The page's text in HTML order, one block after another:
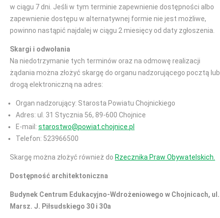
w ciągu 7 dni. Jeśli w tym terminie zapewnienie dostępności albo
zapewnienie dostępu w alternatywnej formie nie jest możliwe,
powinno nastąpić najdalej w ciągu 2 miesięcy od daty zgłoszenia.
Skargi i odwołania
Na niedotrzymanie tych terminów oraz na odmowę realizacji
żądania można złożyć skargę do organu nadzorującego pocztą lub
drogą elektroniczną na adres:
Organ nadzorujący: Starosta Powiatu Chojnickiego
Adres: ul. 31 Stycznia 56, 89-600 Chojnice
E-mail: starostwo@powiat.chojnice.pl
Telefon: 523966500
Skargę można złożyć również do Rzecznika Praw Obywatelskich.
Dostępność architektoniczna
Budynek Centrum Edukacyjno-Wdrożeniowego w Chojnicach, ul.
Marsz. J. Piłsudskiego 30 i 30a